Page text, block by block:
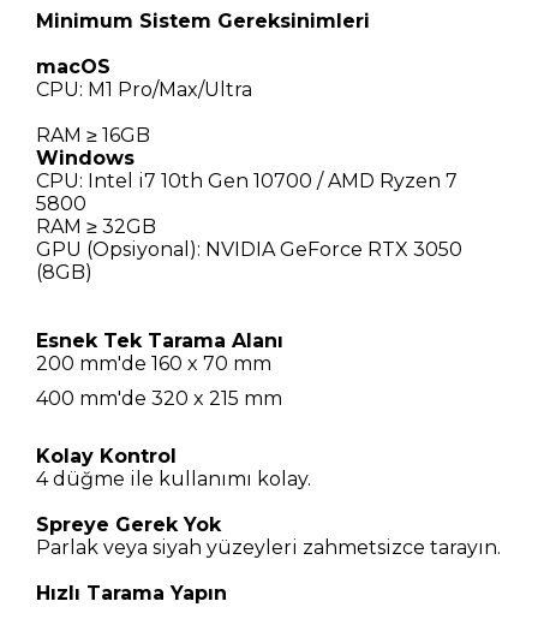
Minimum Sistem Gereksinimleri
macOS
CPU: M1 Pro/Max/Ultra
RAM ≥ 16GB
Windows
CPU: Intel i7 10th Gen 10700 / AMD Ryzen 7
5800
RAM ≥ 32GB
GPU (Opsiyonal): NVIDIA GeForce RTX 3050
(8GB)
Esnek Tek Tarama Alanı
200 mm'de 160 x 70 mm
400 mm'de 320 x 215 mm
Kolay Kontrol
4 düğme ile kullanımı kolay.
Spreye Gerek Yok
Parlak veya siyah yüzeyleri zahmetsizce tarayın.
Hızlı Tarama Yapın